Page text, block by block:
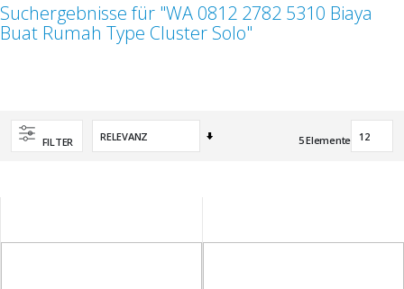
Suchergebnisse für "WA 0812 2782 5310 Biaya
Buat Rumah Type Cluster Solo"
FILTER
Aufsteigend
5Elemente